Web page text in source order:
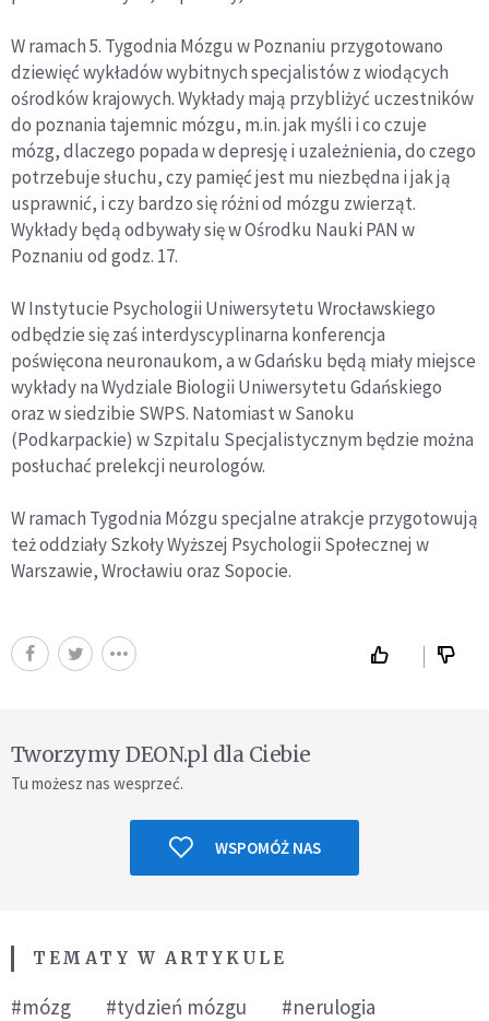
W ramach 5. Tygodnia Mózgu w Poznaniu przygotowano
dziewięć wykładów wybitnych specjalistów z wiodących
ośrodków krajowych. Wykłady mają przybliżyć uczestników
do poznania tajemnic mózgu, m.in. jak myśli i co czuje
mózg, dlaczego popada w depresję i uzależnienia, do czego
potrzebuje słuchu, czy pamięć jest mu niezbędna i jak ją
usprawnić, i czy bardzo się różni od mózgu zwierząt.
Wykłady będą odbywały się w Ośrodku Nauki PAN w
Poznaniu od godz. 17.
W Instytucie Psychologii Uniwersytetu Wrocławskiego
odbędzie się zaś interdyscyplinarna konferencja
poświęcona neuronaukom, a w Gdańsku będą miały miejsce
wykłady na Wydziale Biologii Uniwersytetu Gdańskiego
oraz w siedzibie SWPS. Natomiast w Sanoku
(Podkarpackie) w Szpitalu Specjalistycznym będzie można
posłuchać prelekcji neurologów.
W ramach Tygodnia Mózgu specjalne atrakcje przygotowują
też oddziały Szkoły Wyższej Psychologii Społecznej w
Warszawie, Wrocławiu oraz Sopocie.
Tworzymy DEON.pl dla Ciebie
Tu możesz nas wesprzeć.
WSPOMÓŻ NAS
TEMATY W ARTYKULE
#mózg #tydzień mózgu #nerulogia